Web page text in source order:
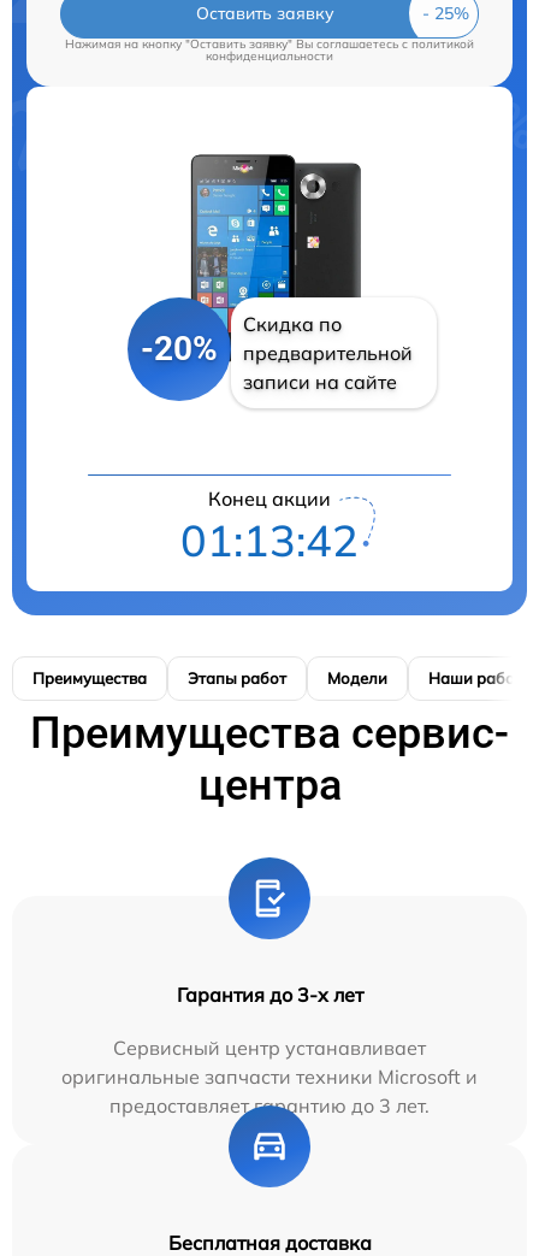
Оставить заявку
Нажимая на кнопку "Оставить заявку" Вы соглашаетесь cполитикой
конфиденциальности
-20%
Скидка по
предварительной
записи на сайте
Конец акции
01:13:41
Преимущества Этапы работ Модели Наши работы
Преимущества сервис-
центра
Гарантия до 3-х лет
Сервисный центр устанавливает
оригинальные запчасти техники Microsoft и
предоставляет гарантию до 3 лет.
Бесплатная доставка